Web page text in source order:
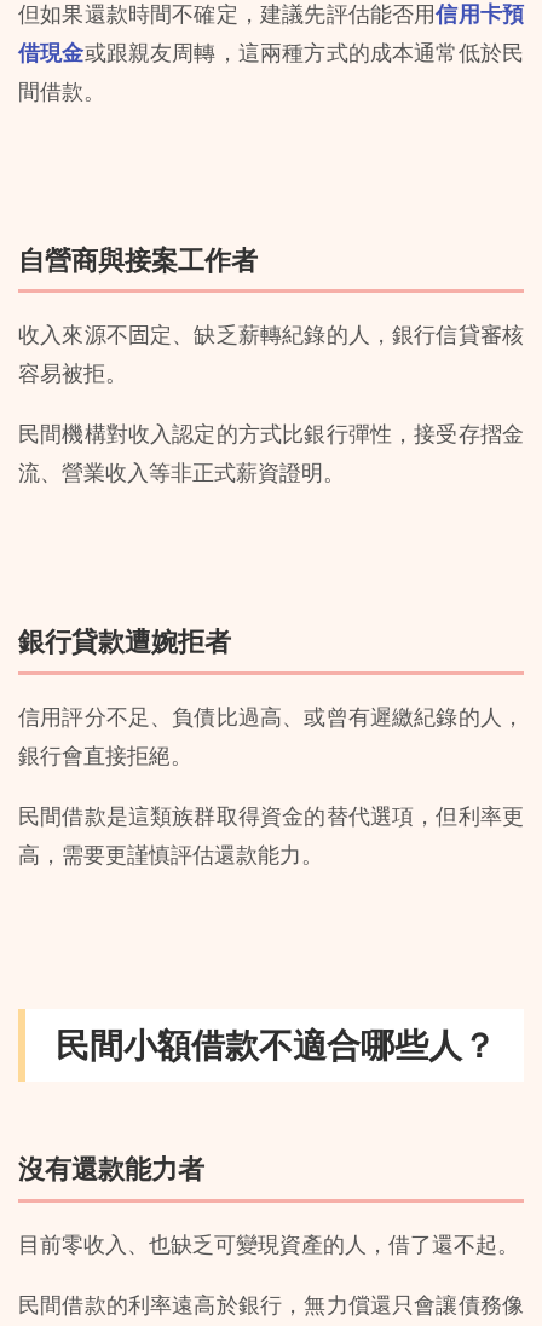
但如果還款時間不確定，建議先評估能否用信用卡預
借現金或跟親友周轉，這兩種方式的成本通常低於民
間借款。
自營商與接案工作者
收入來源不固定、缺乏薪轉紀錄的人，銀行信貸審核
容易被拒。
民間機構對收入認定的方式比銀行彈性，接受存摺金
流、營業收入等非正式薪資證明。
銀行貸款遭婉拒者
信用評分不足、負債比過高、或曾有遲繳紀錄的人，
銀行會直接拒絕。
民間借款是這類族群取得資金的替代選項，但利率更
高，需要更謹慎評估還款能力。
民間小額借款不適合哪些人？
沒有還款能力者
目前零收入、也缺乏可變現資產的人，借了還不起。
民間借款的利率遠高於銀行，無力償還只會讓債務像